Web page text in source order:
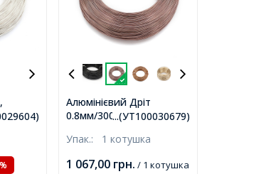
...(УТ100030679)
Алюмінієвий Дріт
0.8мм/300м, Верблюжий,
котушка,
Упак.: 1 котушка
1 067,00 грн. / 1 котушка